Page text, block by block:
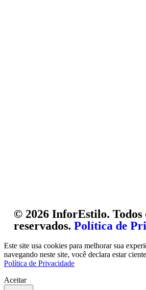
© 2026 InforEstilo. Todos
reservados. Política de
Este site usa cookies para melhorar sua
navegando neste site, você declara estar
Política de Privacidade
Aceitar